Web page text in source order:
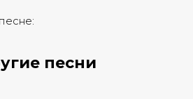
песни